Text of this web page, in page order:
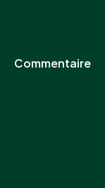
Commentaire